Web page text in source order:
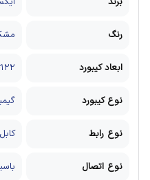
رنگ
ابعاد کیبورد ۱۲۲*۸۰*۸۰ میلی‌متر
نوع کیبورد
نوع رابط کابل USB
نوع اتصال